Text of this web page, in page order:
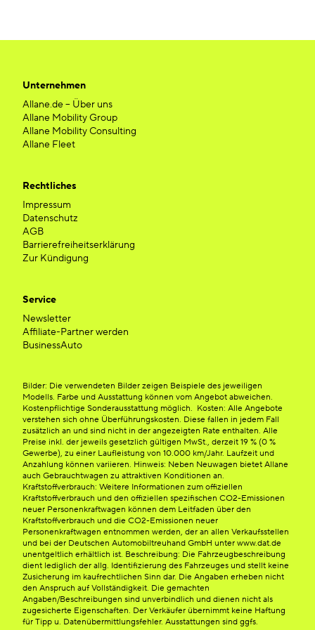
Unternehmen
Allane.de – Über uns
Allane Mobility Group
Allane Mobility Consulting
Allane Fleet
Rechtliches
Impressum
Datenschutz
AGB
Barrierefreiheitserklärung
Zur Kündigung
Service
Newsletter
Affiliate-Partner werden
BusinessAuto
Bilder: Die verwendeten Bilder zeigen Beispiele des jeweiligen
Modells. Farbe und Ausstattung können vom Angebot abweichen.
Kostenpflichtige Sonderausstattung möglich. Kosten: Alle Angebote
verstehen sich ohne Überführungskosten. Diese fallen in jedem Fall
zusätzlich an und sind nicht in der angezeigten Rate enthalten. Alle
Preise inkl. der jeweils gesetzlich gültigen MwSt., derzeit 19 % (0 %
Gewerbe), zu einer Laufleistung von 10.000 km/Jahr. Laufzeit und
Anzahlung können variieren. Hinweis: Neben Neuwagen bietet Allane
auch Gebrauchtwagen zu attraktiven Konditionen an.
Kraftstoffverbrauch: Weitere Informationen zum offiziellen
Kraftstoffverbrauch und den offiziellen spezifischen CO2-Emissionen
neuer Personenkraftwagen können dem Leitfaden über den
Kraftstoffverbrauch und die CO2-Emissionen neuer
Personenkraftwagen entnommen werden, der an allen Verkaufsstellen
und bei der Deutschen Automobiltreuhand GmbH unter www.dat.de
unentgeltlich erhältlich ist. Beschreibung: Die Fahrzeugbeschreibung
dient lediglich der allg. Identifizierung des Fahrzeuges und stellt keine
Zusicherung im kaufrechtlichen Sinn dar. Die Angaben erheben nicht
den Anspruch auf Vollständigkeit. Die gemachten
Angaben/Beschreibungen sind unverbindlich und dienen nicht als
zugesicherte Eigenschaften. Der Verkäufer übernimmt keine Haftung
für Tipp u. Datenübermittlungsfehler. Ausstattungen sind ggfs.